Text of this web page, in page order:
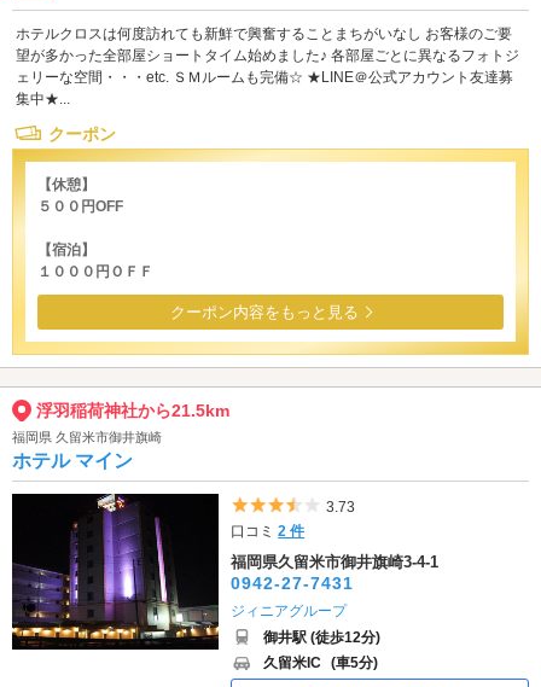
ホテルクロスは何度訪れても新鮮で興奮することまちがいなし お客様のご要
望が多かった全部屋ショートタイム始めました♪ 各部屋ごとに異なるフォトジ
ェリーな空間・・・etc. ＳＭルームも完備☆ ★LINE＠公式アカウント友達募
集中★...
クーポン
【休憩】
５００円OFF
【宿泊】
１０００円ＯＦＦ
クーポン内容をもっと見る
浮羽稲荷神社から21.5km
福岡県 久留米市御井旗崎
ホテル マイン
5つ星のうち3.5
3.73
口コミ2 件
福岡県久留米市御井旗崎3-4-1
0942-27-7431
ジィニアグループ
御井駅 (徒歩12分)
久留米IC (車5分)